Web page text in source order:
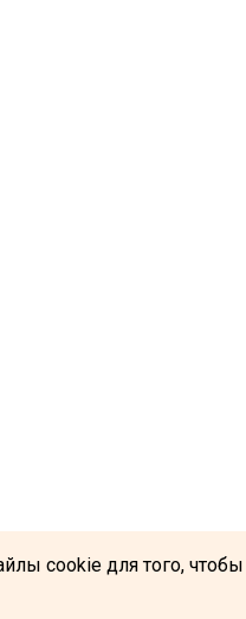
cookie для того, чтобы